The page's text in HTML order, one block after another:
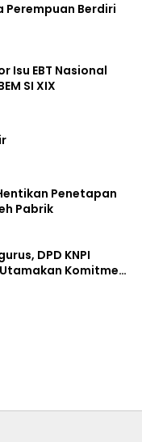
Perempuan Berdiri
Isu EBT Nasional
SI XIX
Penetapan
Pabrik
DPD KNPI
Komitmen